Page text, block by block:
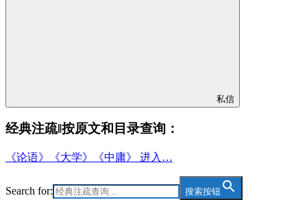
私信
经典注疏‖按原文和目录查询：
《论语》《大学》《中庸》 进入…
Search for: 搜索按钮